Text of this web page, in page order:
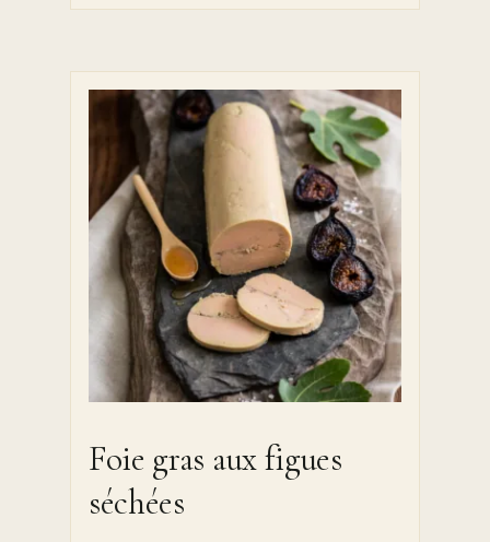
à
plusieurs
options
peuvent
être
choisies
sur
la
page
du
produit
Foie gras aux figues
séchées